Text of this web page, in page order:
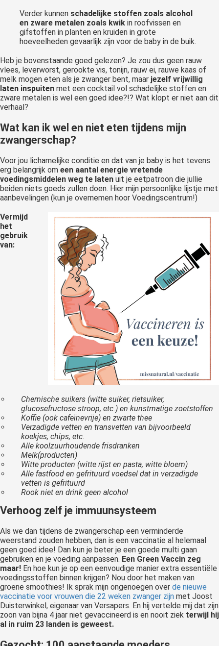
Verder kunnen schadelijke stoffen zoals alcohol
en zware metalen zoals kwik in roofvissen en
gifstoffen in planten en kruiden in grote
hoeveelheden gevaarlijk zijn voor de baby in de buik.
Heb je bovenstaande goed gelezen? Je zou dus geen rauw
vlees, leverworst, gerookte vis, tonijn, rauw ei, rauwe kaas of
melk mogen eten als je zwanger bent, maar jezelf vrijwillig
laten inspuiten met een cocktail vol schadelijke stoffen en
zware metalen is wel een goed idee?!? Wat klopt er niet aan dit
verhaal?
Wat kan ik wel en niet eten tijdens mijn
zwangerschap?
Voor jou lichamelijke conditie en dat van je baby is het tevens
erg belangrijk om een aantal energie vretende
voedingsmiddelen weg te laten uit je eetpatroon die jullie
beiden niets goeds zullen doen. Hier mijn persoonlijke lijstje met
aanbevelingen (kun je overnemen hoor Voedingscentrum!)
Vermijd
het
gebruik
van:
Chemische suikers (witte suiker, rietsuiker,
glucosefructose stroop, etc.) en kunstmatige zoetstoffen
Koffie (ook cafeïnevrije) en zwarte thee
Verzadigde vetten en transvetten van bijvoorbeeld
koekjes, chips, etc.
Alle koolzuurhoudende frisdranken
Melk(producten)
Witte producten (witte rijst en pasta, witte bloem)
Alle fastfood en gefrituurd voedsel dat in verzadigde
vetten is gefrituurd
Rook niet en drink geen alcohol
Verhoog zelf je immuunsysteem
Als we dan tijdens de zwangerschap een verminderde
weerstand zouden hebben, dan is een vaccinatie al helemaal
geen goed idee! Dan kun je beter je een goede multi gaan
gebruiken en je voeding aanpassen. Een Green Vaccin zeg
maar! En hoe kun je op een eenvoudige manier extra essentiële
voedingsstoffen binnen krijgen? Nou door het maken van
groene smoothies! Ik sprak mijn ongenoegen over de nieuwe
vaccinatie voor vrouwen die 22 weken zwanger zijn met Joost
Duisterwinkel, eigenaar van Versapers. En hij vertelde mij dat zijn
zoon van bijna 4 jaar niet gevaccineerd is en nooit ziek terwijl hij
al in ruim 23 landen is geweest.